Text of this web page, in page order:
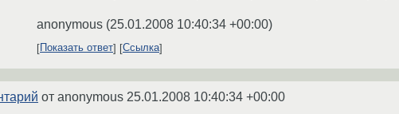
anonymous (25.01.2008 10:40:34 +00:00)
Показать ответ Ссылка
от anonymous 25.01.2008 10:40:34 +00:00